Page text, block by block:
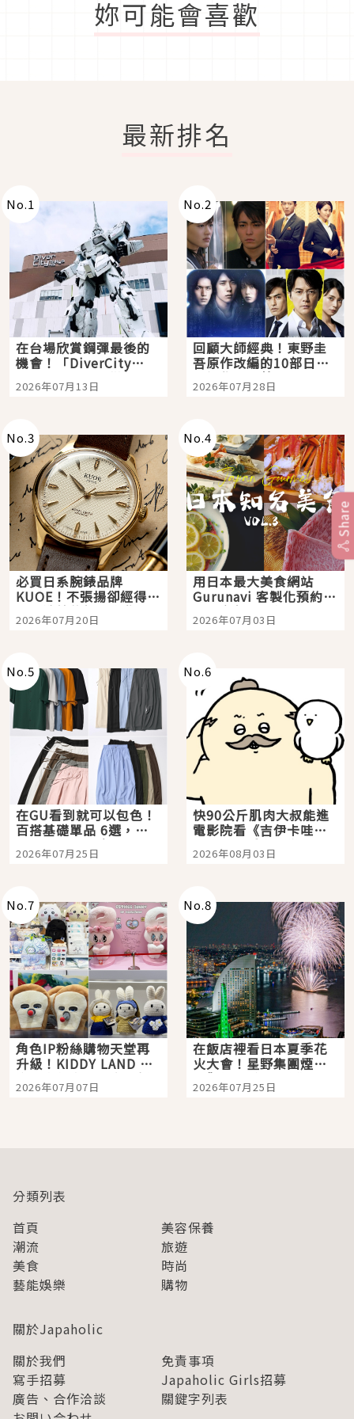
妳可能會喜歡
最新排名
No.1
在台場欣賞鋼彈最後的
機會！「DiverCity
Tokyo Plaza」搭船、
購物、美食及夜景，一
2026年07月13日
No.2
回顧大師經典！東野圭
吾原作改編的10部日本
影視作品推薦
2026年07月28日
No.3
必買日系腕錶品牌
KUOE！不張揚卻經得起
時間洗鍊的經典之作五
選
2026年07月20日
No.4
用日本最大美食網站
Gurunavi 客製化預約九
大都市餐廳，打造專屬
美食體驗！
2026年07月03日
No.5
在GU看到就可以包色！
百搭基礎單品 6選，閉
眼全收也不心疼
2026年07月25日
No.6
快90公斤肌肉大叔能進
電影院看《吉伊卡哇》
嗎？日本重金屬樂團
「打首」會長與nagano
2026年08月03日
No.7
角色IP粉絲購物天堂再
升級！KIDDY LAND 原
宿店吉伊卡哇迎客，新
開幕 OMOKADO 店3分
2026年07月07日
No.8
在飯店裡看日本夏季花
火大會！星野集團煙火
景觀飯店6選，讓你不用
人擠人悠閒欣賞
2026年07月25日
Share
分類列表
首頁
美容保養
潮流
旅遊
美食
時尚
藝能娛樂
購物
關於Japaholic
關於我們
免責事項
寫手招募
Japaholic Girls招募
廣告、合作洽談
關鍵字列表